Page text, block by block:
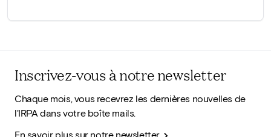
Inscrivez-vous à notre newsletter
Chaque mois, vous recevrez les dernières nouvelles de
l'IRPA dans votre boîte mails.
En savoir plus sur notre newsletter